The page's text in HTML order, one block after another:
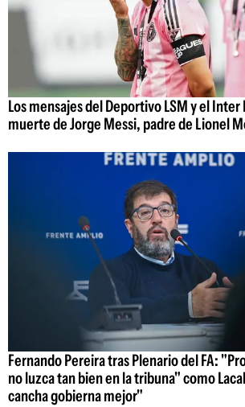
Los mensajes del Deportivo LSM y el
muerte de Jorge Messi, padre de Lionel
Fernando Pereira tras Plenario del FA:
no luzca tan bien en la tribuna" como
cancha gobierna mejor"